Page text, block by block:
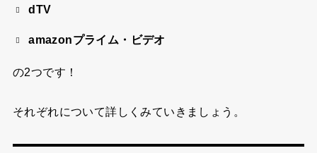
dTV
amazonプライム・ビデオ
の2つです！
それぞれについて詳しくみていきましょう。